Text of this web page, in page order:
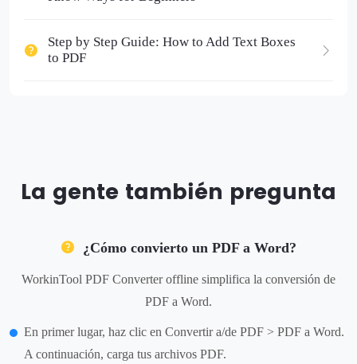
Step by Step Guide: How to Add Text Boxes
to PDF
La gente también pregunta
¿Cómo convierto un PDF a Word?
WorkinTool PDF Converter offline simplifica la conversión de
PDF a Word.
En primer lugar, haz clic en Convertir a/de PDF > PDF a Word.
A continuación, carga tus archivos PDF.